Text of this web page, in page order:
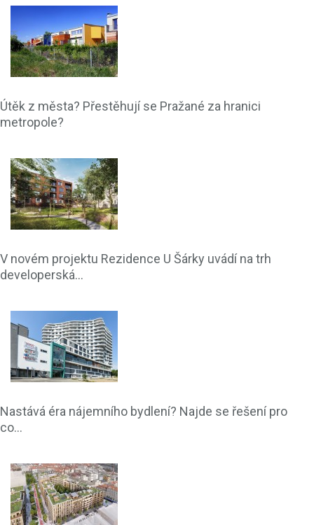
Útěk z města? Přestěhují se Pražané za hranici
metropole?
V novém projektu Rezidence U Šárky uvádí na trh
developerská...
Nastává éra nájemního bydlení? Najde se řešení pro
co...